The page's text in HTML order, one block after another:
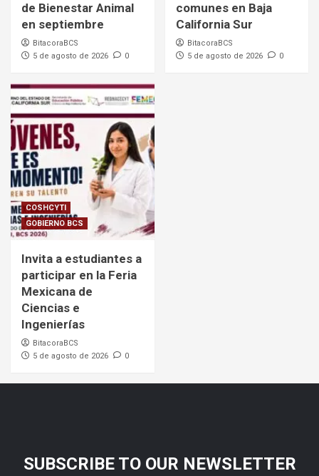
de Bienestar Animal
en septiembre
BitacoraBCS
5 de agosto de 2026
0
comunes en Baja
California Sur
BitacoraBCS
5 de agosto de 2026
0
COSHCYTI
GOBIERNO BCS
Invita a estudiantes a
participar en la Feria
Mexicana de
Ciencias e
Ingenierías
BitacoraBCS
5 de agosto de 2026
0
SUBSCRIBE TO OUR NEWSLETTER